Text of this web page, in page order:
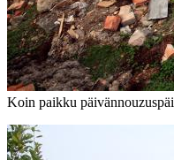
Koin paikku päivännouzuspäi